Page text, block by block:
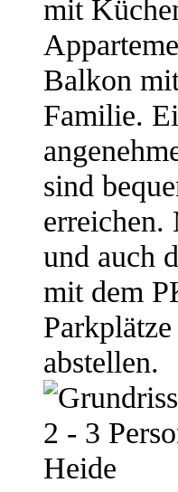
mit
Balkon
Familie.
sind
erreichen.
und auch
mit dem
abstellen.